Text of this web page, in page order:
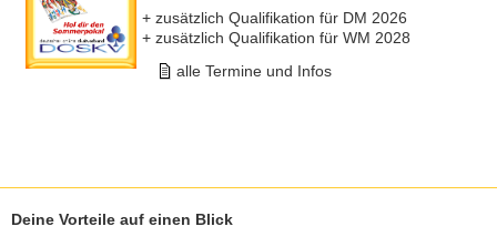
+ zusätzlich Qualifikation für DM 2026
+ zusätzlich Qualifikation für WM 2028
alle Termine und Infos
Deine Vorteile auf einen Blick